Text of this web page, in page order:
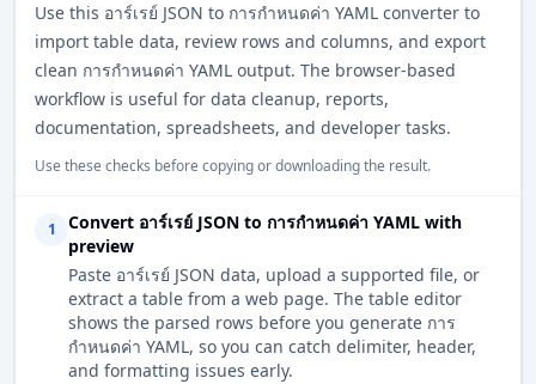
Use this อาร์เรย์ JSON to การกำหนดค่า YAML converter to
import table data, review rows and columns, and export
clean การกำหนดค่า YAML output. The browser-based
workflow is useful for data cleanup, reports,
documentation, spreadsheets, and developer tasks.
Use these checks before copying or downloading the result.
1
Convert อาร์เรย์ JSON to การกำหนดค่า YAML with
preview
Paste อาร์เรย์ JSON data, upload a supported file, or
extract a table from a web page. The table editor
shows the parsed rows before you generate การ
กำหนดค่า YAML, so you can catch delimiter, header,
and formatting issues early.